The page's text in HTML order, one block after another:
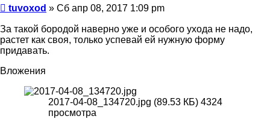
Сообщение
tuvoxod » Сб апр 08, 2017 1:09 pm
За такой бородой наверно уже и особого ухода не надо,
растет как своя, только успевай ей нужную форму
придавать.
Вложения
2017-04-08_134720.jpg (89.53 КБ) 4324
просмотра